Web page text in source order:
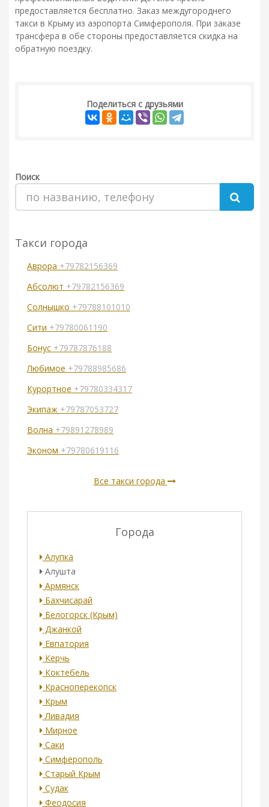
предоставляется бесплатно. Заказ междугороднего
такси в Крыму из аэропорта Симферополя. При заказе
трансфера в обе стороны предоставляется скидка на
обратную поездку.
Поделиться с друзьями
Поиск
Такси города
Аврора +79782156369
Абсолют +79782156369
Солнышко +79788101010
Сити +79780061190
Бонус +79787876188
Любимое +79788985686
Курортное +79780334317
Экипаж +79787053727
Волна +79891278989
Эконом +79780619116
Все такси города
Города
Алупка
Алушта
Армянск
Бахчисарай
Белогорск (Крым)
Джанкой
Евпатория
Керчь
Коктебель
Красноперекопск
Крым
Ливадия
Мирное
Саки
Симферополь
Старый Крым
Судак
Феодосия